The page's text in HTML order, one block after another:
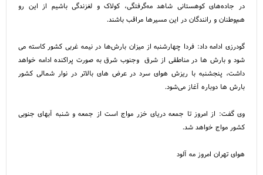
در جاده‌های کوهستانی شاهد مه‌گرفتگی، کولاک و لغزندگی باشیم از این رو
هم‌وطنان و رانندگان در این مسیرها مراقب باشند.
گودرزی ادامه داد: فردا چهارشنبه از میزان بارش‌ها در نیمه غربی کشور کاسته می
شود و بارش ها در مناطقی از شرق وجنوب شرق به صورت پراکنده ادامه خواهد
داشت، پنجشنبه با ریزش هوای سرد در عرض های بالاتر در نوار شمالی کشور
بارش ها دوباره آغاز می‌شود.
وی گفت: از امروز تا جمعه دریای خزر مواج است از جمعه و شنبه آبهای جنوبی
کشور مواج خواهد شد.
هوای تهران امروز مه آلود